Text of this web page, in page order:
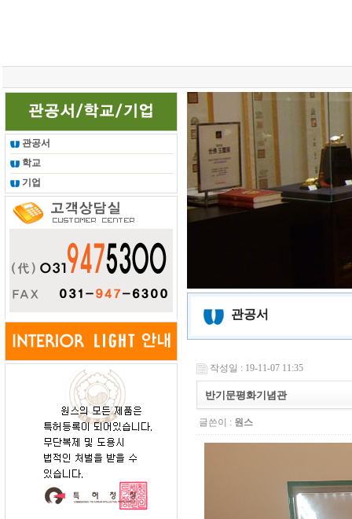
관공서
학교
기업
관공서
작성일 : 19-11-07 11:35
반기문평화기념관
글쓴이 : 원스